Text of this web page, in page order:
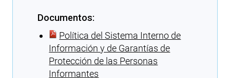
Documentos:
Política del Sistema Interno de
Información y de Garantías de
Protección de las Personas
Informantes